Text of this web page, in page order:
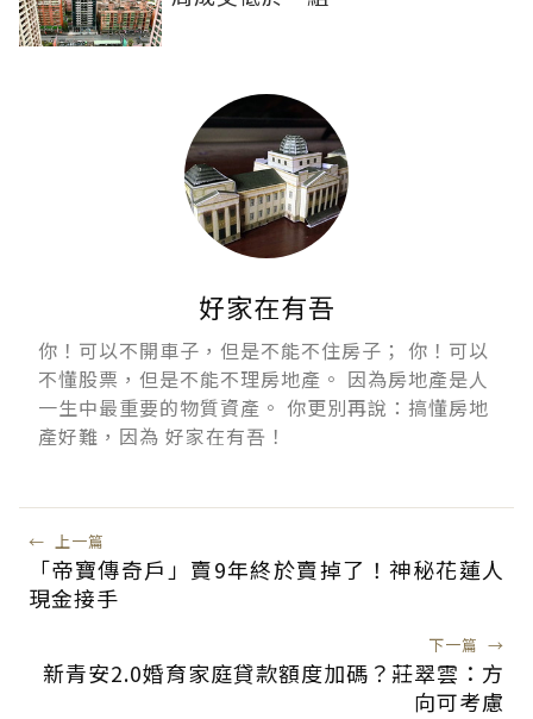
好家在有吾
你！可以不開車子，但是不能不住房子； 你！可以
不懂股票，但是不能不理房地產。 因為房地產是人
一生中最重要的物質資產。 你更別再說：搞懂房地
產好難，因為 好家在有吾！
← 上一篇
「帝寶傳奇戶」賣9年終於賣掉了！神秘花蓮人
現金接手
下一篇 →
新青安2.0婚育家庭貸款額度加碼？莊翠雲：方
向可考慮